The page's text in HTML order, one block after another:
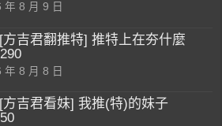
年 8 月 9 日
方吉君翻推特] 推特上在夯什麼
年 8 月 8 日
方吉君看妹] 我推(特)的妹子